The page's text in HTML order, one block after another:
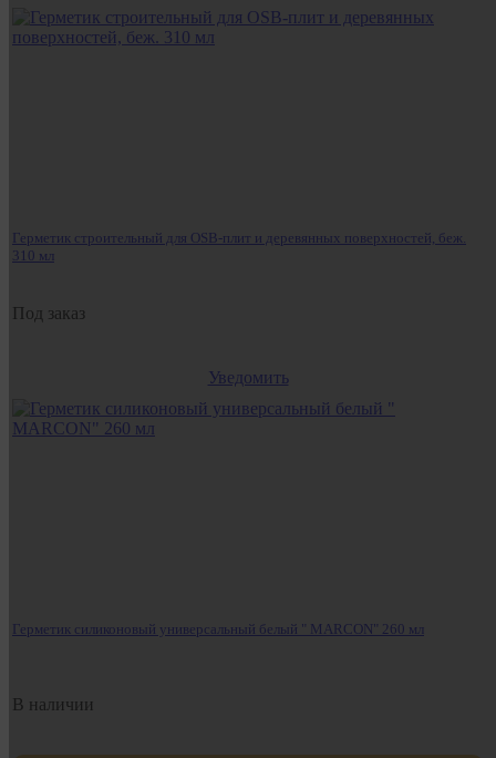
Герметик строительный для OSB-плит и деревянных поверхностей, беж.
310 мл
Под заказ
Уведомить
Герметик силиконовый универсальный белый " MARCON" 260 мл
В наличии